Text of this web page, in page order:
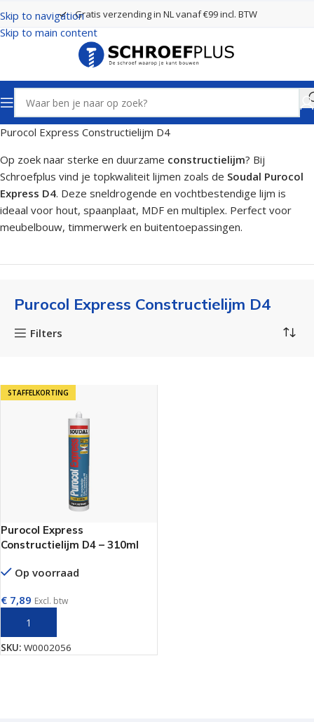
Skip to navigation
Skip to main content
Gratis verzending in NL vanaf €99 incl. BTW
Home Kit, Lijm en Purschuim
Purocol Express Constructielijm D4
Op zoek naar sterke en duurzame constructielijm? Bij
Schroefplus vind je topkwaliteit lijmen zoals de Soudal Purocol
Express D4. Deze sneldrogende en vochtbestendige lijm is
ideaal voor hout, spaanplaat, MDF en multiplex. Perfect voor
meubelbouw, timmerwerk en buitentoepassingen.
Purocol Express Constructielijm D4
Filters
STAFFELKORTING
Purocol Express
Constructielijm D4 – 310ml
Op voorraad
€ 7,89 Excl. btw
SKU: W0002056